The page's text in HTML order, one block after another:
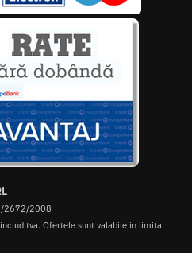
2672/2008
tva. Ofertele sunt valabile in limita